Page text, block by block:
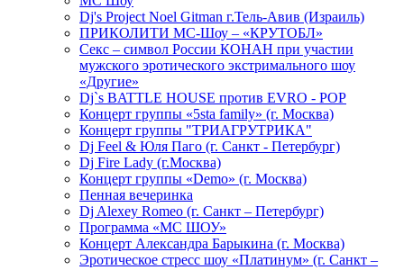
Dj's Project Noel Gitman г.Тель-Авив (Израиль)
ПРИКОЛИТИ МС-Шоу – «КРУТОБЛ»
Секс – символ России КОНАН при участии
мужского эротического экстримального шоу
«Другие»
Dj`s BATTLE HOUSE против EVRO - POP
Концерт группы «5sta family» (г. Москва)
Концерт группы "ТРИАГРУТРИКА"
Dj Feel & Юля Паго (г. Санкт - Петербург)
Dj Fire Lady (г.Москва)
Концерт группы «Demo» (г. Москва)
Пенная вечеринка
Dj Alexey Romeo (г. Санкт – Петербург)
Программа «МС ШОУ»
Концерт Александра Барыкина (г. Москва)
Эротическое стресс шоу «Платинум» (г. Санкт –